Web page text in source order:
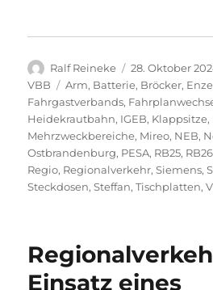
Autor
Ralf Reineke
Veröffentlicht
am
28. Oktober
VBB
Schlagwörter
Arm, Batterie, Bröcker,
Fahrgastverbands,
Heidekrautbahn, IGEB, Klappsitze,
Mehrzweckbereiche, Mireo, NEB,
Ostbrandenburg, PESA, RB25, RB26
Regio, Regionalverkehr,Siemens,
Steckdosen,Steffan,Tischplatten,
Einsatz eines